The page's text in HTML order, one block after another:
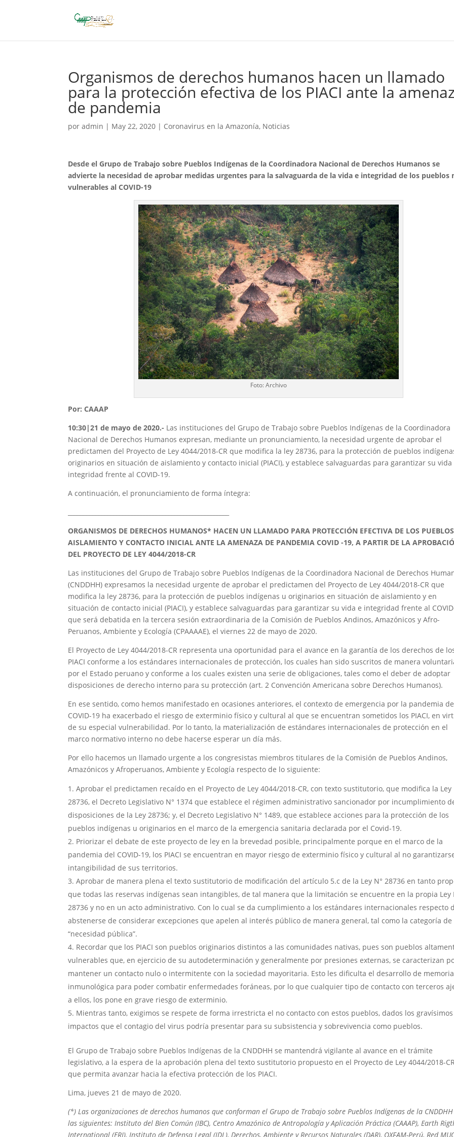
Organismos de derechos humanos hacen un llamado
para la protección efectiva de los PIACI ante la
de pandemia
poradmin | May 22, 2020 | Coronavirus en la Amazonía, Noticias
Desde el Grupo de Trabajo sobre Pueblos Indígenas de la Coordinadora Nacional de Derechos Humanos se
advierte la necesidad de aprobar medidas urgentes para la salvaguarda de la vida e integridad de los pueblos
vulnerables al COVID-19
Foto: Archivo
Por: CAAAP
10:30|21 de mayo de 2020.- Las instituciones del Grupo de Trabajo sobre Pueblos Indígenas de la Coordinadora
Nacional de Derechos Humanos expresan, mediante un pronunciamiento, la necesidad urgente de aprobar el
predictamen del Proyecto de Ley 4044/2018-CR que modifica la ley 28736, para la protección de pueblos
originarios en situación de aislamiento y contacto inicial (PIACI), y establece salvaguardas para garantizar su vida
integridad frente al COVID-19.
A continuación, el pronunciamiento de forma íntegra:
ORGANISMOS DE DERECHOS HUMANOS* HACEN UN LLAMADO PARA PROTECCIÓN EFECTIVA DE LOS
AISLAMIENTO Y CONTACTO INICIAL ANTE LA AMENAZA DE PANDEMIA COVID -19, A PARTIR DE LA
DEL PROYECTO DE LEY 4044/2018-CR
Las instituciones del Grupo de Trabajo sobre Pueblos Indígenas de la Coordinadora Nacional de Derechos
(CNDDHH) expresamos la necesidad urgente de aprobar el predictamen del Proyecto de Ley 4044/2018-CR que
modifica la ley 28736, para la protección de pueblos indígenas u originarios en situación de aislamiento y en
situación de contacto inicial (PIACI), y establece salvaguardas para garantizar su vida e integridad frente al
que será debatida en la tercera sesión extraordinaria de la Comisión de Pueblos Andinos, Amazónicos y Afro-
Peruanos, Ambiente y Ecología (CPAAAAE), el viernes 22 de mayo de 2020.
El Proyecto de Ley 4044/2018-CR representa una oportunidad para el avance en la garantía de los derechos de
PIACI conforme a los estándares internacionales de protección, los cuales han sido suscritos de manera
por el Estado peruano y conforme a los cuales existen una serie de obligaciones, tales como el deber de adoptar
disposiciones de derecho interno para su protección (art. 2 Convención Americana sobre Derechos Humanos).
En ese sentido, como hemos manifestado en ocasiones anteriores, el contexto de emergencia por la pandemia
COVID-19 ha exacerbado el riesgo de exterminio físico y cultural al que se encuentran sometidos los PIACI, en
de su especial vulnerabilidad. Por lo tanto, la materialización de estándares internacionales de protección en el
marco normativo interno no debe hacerse esperar un día más.
Por ello hacemos un llamado urgente a los congresistas miembros titulares de la Comisión de Pueblos Andinos,
Amazónicos y Afroperuanos, Ambiente y Ecología respecto de lo siguiente:
Aprobar el predictamen recaído en el Proyecto de Ley 4044/2018-CR, con texto sustitutorio, que modifica la Ley
28736, el Decreto Legislativo N° 1374 que establece el régimen administrativo sancionador por incumplimiento
disposiciones de la Ley 28736; y, el Decreto Legislativo N° 1489, que establece acciones para la protección de los
pueblos indígenas u originarios en el marco de la emergencia sanitaria declarada por el Covid-19.
Priorizar el debate de este proyecto de ley en la brevedad posible, principalmente porque en el marco de la
pandemia del COVID-19, los PIACI se encuentran en mayor riesgo de exterminio físico y cultural al no
intangibilidad de sus territorios.
Aprobar de manera plena el texto sustitutorio de modificación del artículo 5.c de la Ley N° 28736 en tanto
que todas las reservas indígenas sean intangibles, de tal manera que la limitación se encuentre en la propia Ley
28736 y no en un acto administrativo. Con lo cual se da cumplimiento a los estándares internacionales respecto
abstenerse de considerar excepciones que apelen al interés público de manera general, tal como la categoría de
“necesidad pública”.
Recordar que los PIACI son pueblos originarios distintos a las comunidades nativas, pues son pueblos
vulnerables que, en ejercicio de su autodeterminación y generalmente por presiones externas, se caracterizan
mantener un contacto nulo o intermitente con la sociedad mayoritaria. Esto les dificulta el desarrollo de memoria
inmunológica para poder combatir enfermedades foráneas, por lo que cualquier tipo de contacto con terceros
a ellos, los pone en grave riesgo de exterminio.
Mientras tanto, exigimos se respete de forma irrestricta el no contacto con estos pueblos, dados los gravísimos
impactos que el contagio del virus podría presentar para su subsistencia y sobrevivencia como pueblos.
El Grupo de Trabajo sobre Pueblos Indígenas de la CNDDHH se mantendrá vigilante al avance en el trámite
legislativo, a la espera de la aprobación plena del texto sustitutorio propuesto en el Proyecto de Ley 4044/2018-
que permita avanzar hacia la efectiva protección de los PIACI.
Lima, jueves 21 de mayo de 2020.
(*) Las organizaciones de derechos humanos que conforman el Grupo de Trabajo sobre Pueblos Indígenas de la
las siguientes: Instituto del Bien Común (IBC), Centro Amazónico de Antropología y Aplicación Práctica (CAAAP), Earth
International (ERI), Instituto de Defensa Legal (IDL), Derechos, Ambiente y Recursos Naturales (DAR), OXFAM-Perú, Red